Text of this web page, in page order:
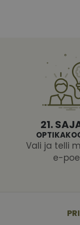
21.
Vali ja telli
e-